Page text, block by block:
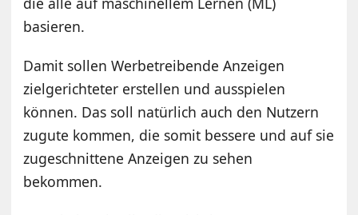
basieren.
Damit sollen Werbetreibende Anzeigen
zielgerichteter erstellen und ausspielen
können. Das soll natürlich auch den Nutzern
zugute kommen, die somit bessere und auf sie
zugeschnittene Anzeigen zu sehen
bekommen.